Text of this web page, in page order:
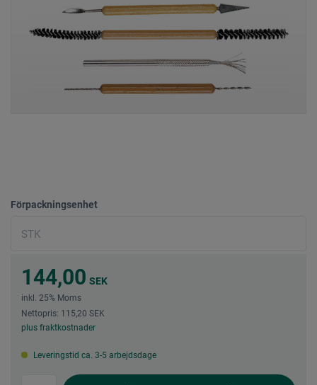
Förpackningsenhet
144,00 SEK
inkl. 25% Moms
Nettopris: 115,20 SEK
plus fraktkostnader
Leveringstid ca. 3-5 arbejdsdage